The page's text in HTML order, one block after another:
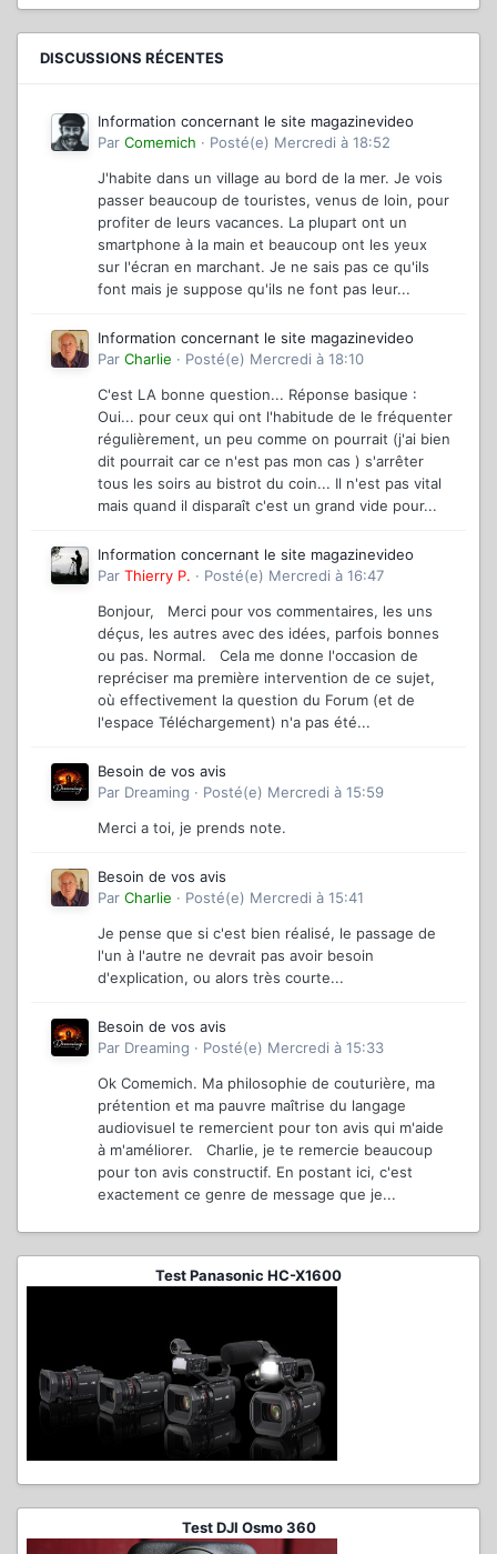
DISCUSSIONS RÉCENTES
Information concernant le site magazinevideo
Par Comemich · Posté(e) Mercredi à 18:52
J'habite dans un village au bord de la mer. Je vois
passer beaucoup de touristes, venus de loin, pour
profiter de leurs vacances. La plupart ont un
smartphone à la main et beaucoup ont les yeux
sur l'écran en marchant. Je ne sais pas ce qu'ils
font mais je suppose qu'ils ne font pas leur...
Information concernant le site magazinevideo
Par Charlie · Posté(e) Mercredi à 18:10
C'est LA bonne question... Réponse basique :
Oui... pour ceux qui ont l'habitude de le fréquenter
régulièrement, un peu comme on pourrait (j'ai bien
dit pourrait car ce n'est pas mon cas ) s'arrêter
tous les soirs au bistrot du coin... Il n'est pas vital
mais quand il disparaît c'est un grand vide pour...
Information concernant le site magazinevideo
Par Thierry P. · Posté(e) Mercredi à 16:47
Bonjour, Merci pour vos commentaires, les uns
déçus, les autres avec des idées, parfois bonnes
ou pas. Normal. Cela me donne l'occasion de
repréciser ma première intervention de ce sujet,
où effectivement la question du Forum (et de
l'espace Téléchargement) n'a pas été...
Besoin de vos avis
Par Dreaming · Posté(e) Mercredi à 15:59
Merci a toi, je prends note.
Besoin de vos avis
Par Charlie · Posté(e) Mercredi à 15:41
Je pense que si c'est bien réalisé, le passage de
l'un à l'autre ne devrait pas avoir besoin
d'explication, ou alors très courte...
Besoin de vos avis
Par Dreaming · Posté(e) Mercredi à 15:33
Ok Comemich. Ma philosophie de couturière, ma
prétention et ma pauvre maîtrise du langage
audiovisuel te remercient pour ton avis qui m'aide
à m'améliorer. Charlie, je te remercie beaucoup
pour ton avis constructif. En postant ici, c'est
exactement ce genre de message que je...
Test Panasonic HC-X1600
Test DJI Osmo 360